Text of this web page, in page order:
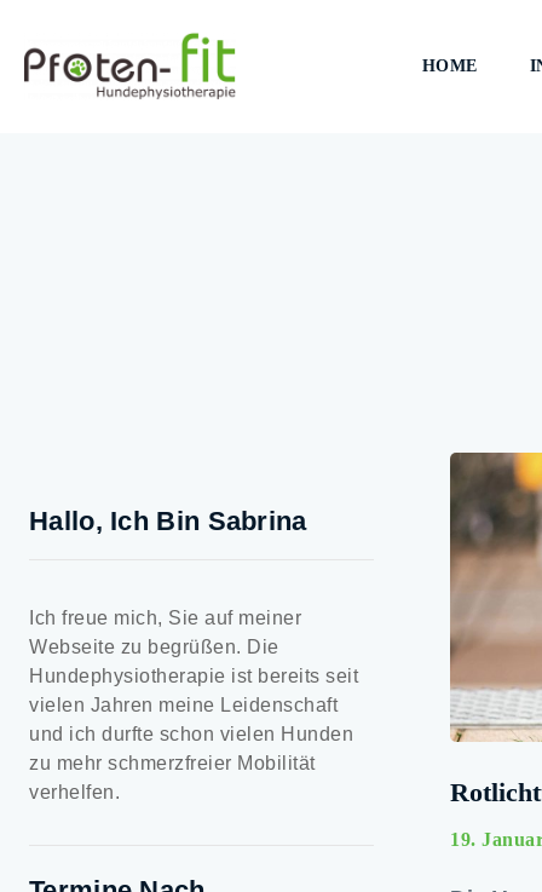
HOME
19.
Hallo, Ich Bin Sabrina
Ich freue mich, Sie auf meiner
Webseite zu begrüßen. Die
Hundephysiotherapie ist bereits seit
vielen Jahren meine Leidenschaft
und ich durfte schon vielen Hunden
zu mehr schmerzfreier Mobilität
verhelfen.